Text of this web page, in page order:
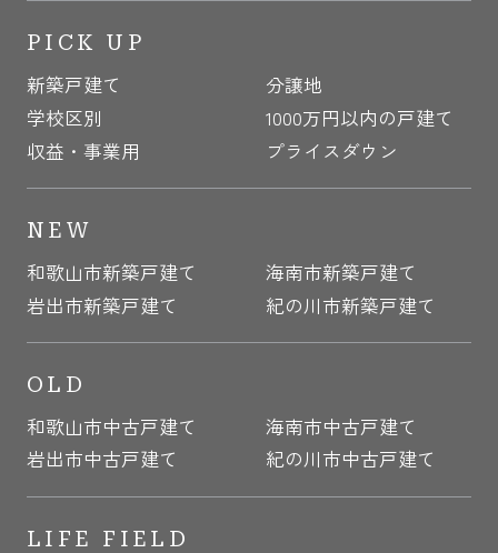
PICK UP
新築戸建て
分譲地
学校区別
1000万円以内の戸建て
収益・事業用
プライスダウン
NEW
和歌山市新築戸建て
海南市新築戸建て
岩出市新築戸建て
紀の川市新築戸建て
OLD
和歌山市中古戸建て
海南市中古戸建て
岩出市中古戸建て
紀の川市中古戸建て
LIFE FIELD